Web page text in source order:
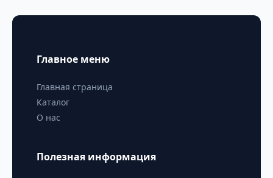
Главное меню
Главная страница
Каталог
О нас
Полезная информация